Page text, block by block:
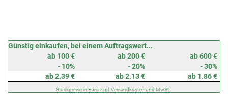
Günstig einkaufen, bei einem Auftragswert...
ab 100 €
ab 200 €
ab 600 €
- 10%
- 20%
- 30%
ab 2.39 €
ab 2.13 € ab 1.86 €
Stückpreise in Euro zzgl. Versandkosten und MwSt.
Zum
Anfang
springen